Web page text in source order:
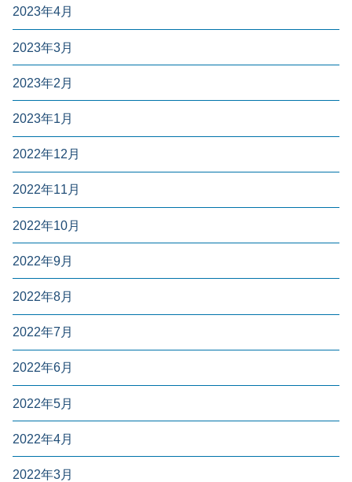
2023年4月
2023年3月
2023年2月
2023年1月
2022年12月
2022年11月
2022年10月
2022年9月
2022年8月
2022年7月
2022年6月
2022年5月
2022年4月
2022年3月